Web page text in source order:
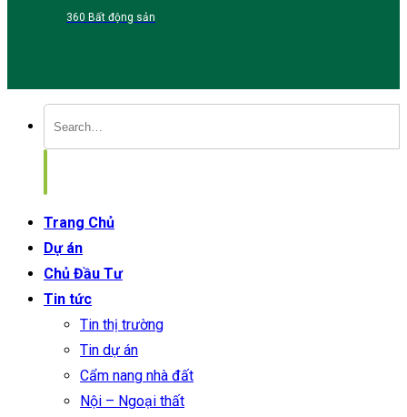
360 Bất động sản
Trang Chủ
Dự án
Chủ Đầu Tư
Tin tức
Tin thị trường
Tin dự án
Cẩm nang nhà đất
Nội – Ngoại thất